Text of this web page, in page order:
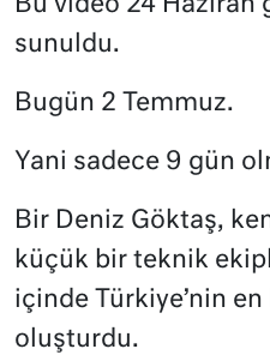
Bu video 24 Haziran
sunuldu.
Bugün 2 Temmuz.
Yani sadece 9 gün
Bir Deniz Göktaş,
küçük bir teknik
içinde Türkiye’nin en
oluşturdu.